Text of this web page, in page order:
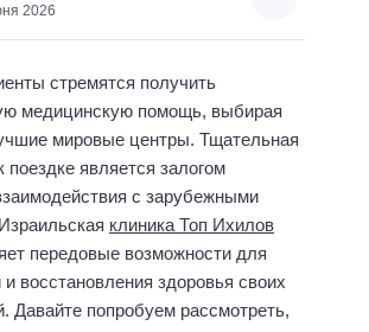
2026
стремятся получить
медицинскую помощь, выбирая
мировые центры. Тщательная
поездке является залогом
с зарубежными
клиника Топ Ихилов
передовые возможности для
и восстановления здоровья своих
Давайте попробуем рассмотреть,